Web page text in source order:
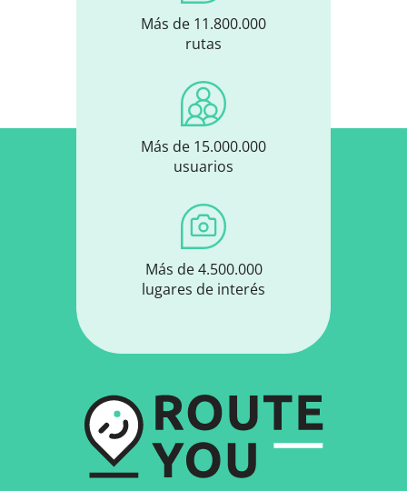
Más de 11.800.000
rutas
Más de 15.000.000
usuarios
Más de 4.500.000
lugares de interés